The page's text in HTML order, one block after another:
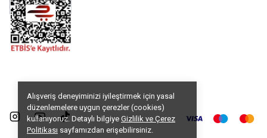
Alışveriş deneyiminizi iyileştirmek için yasal
düzenlemelere uygun çerezler (cookies)
kullanıyoruz. Detaylı bilgiye Gizlilik ve Çerez
Politikası sayfamızdan erişebilirsiniz.